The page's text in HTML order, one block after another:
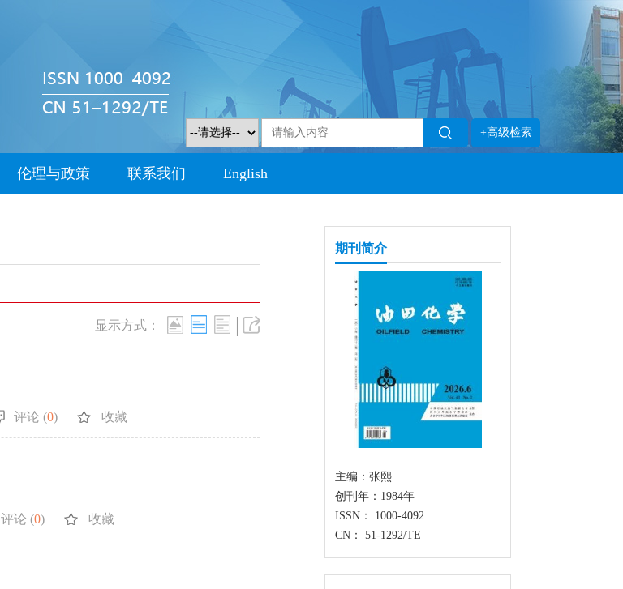
+高级检索
伦理与政策 联系我们 English
显示方式： |
评论 (0) 收藏
评论 (0) 收藏
期刊简介
主编：张熙
创刊年：1984年
ISSN： 1000-4092
CN： 51-1292/TE